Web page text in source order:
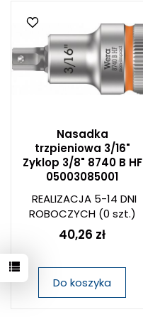
Nasadka
trzpieniowa 3/16"
Zyklop 3/8" 8740 B HF
05003085001
REALIZACJA 5-14 DNI
ROBOCZYCH(0 szt.)
40,26 zł
Do koszyka